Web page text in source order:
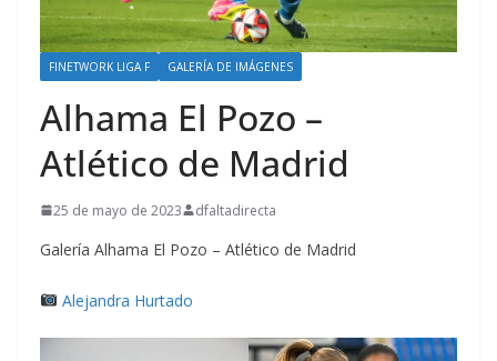
FINETWORK LIGA F GALERÍA DE IMÁGENES
Alhama El Pozo –
Atlético de Madrid
25 de mayo de 2023 dfaltadirecta
Galería Alhama El Pozo – Atlético de Madrid
Alejandra Hurtado